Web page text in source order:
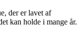
der er lavet af
kan holde i mange år.